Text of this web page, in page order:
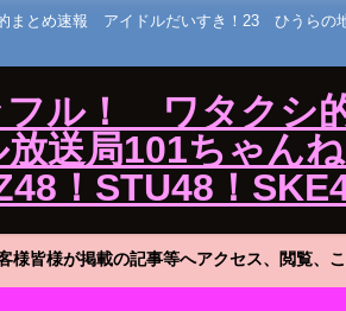
とめ速報 アイドルだいすき！23 ひうらの
フル！ ワタクシ
放送局101ちゃん
！STU48！
様皆様が掲載の記事等へアクセス、閲覧